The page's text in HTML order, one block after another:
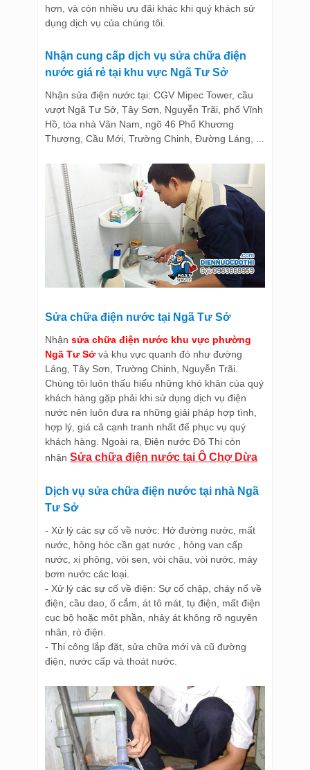
hơn, và còn nhiều ưu đãi khác khi quý khách sử
dụng dịch vụ của chúng tôi.
Nhận cung cấp dịch vụ sửa chữa điện
nước giá rẻ tại khu vực Ngã Tư Sở
Nhận sửa điện nước tại: CGV Mipec Tower, cầu
vượt Ngã Tư Sở, Tây Sơn, Nguyễn Trãi, phố Vĩnh
Hồ, tòa nhà Vân Nam, ngõ 46 Phố Khương
Thượng, Cầu Mới, Trường Chinh, Đường Láng, ...
Sửa chữa điện nước tại Ngã Tư Sở
Nhận sửa chữa điện nước khu vực phường
Ngã Tư Sở và khu vực quanh đó như đường
Láng, Tây Sơn, Trường Chinh, Nguyễn Trãi.
Chúng tôi luôn thấu hiểu những khó khăn của quý
khách hàng gặp phải khi sử dụng dịch vụ điện
nước nên luôn đưa ra những giải pháp hợp tình,
hợp lý, giá cả cạnh tranh nhất để phục vụ quý
khách hàng. Ngoài ra, Điện nước Đô Thị còn
nhận Sửa chữa điện nước tại Ô Chợ Dừa
Dịch vụ sửa chữa điện nước tại nhà Ngã
Tư Sở
- Xử lý các sự cố về nước: Hở đường nước, mất
nước, hỏng hóc cần gạt nước , hỏng van cấp
nước, xi phông, vòi sen, vòi chậu, vòi nước, máy
bơm nước các loại.
- Xử lý các sự cố về điện: Sự cố chập, cháy nổ về
điện, cầu dao, ổ cắm, át tô mát, tụ điện, mất điện
cục bộ hoặc một phần, nhảy át không rõ nguyên
nhân, rò điện.
- Thi công lắp đặt, sửa chữa mới và cũ đường
điện, nước cấp và thoát nước.